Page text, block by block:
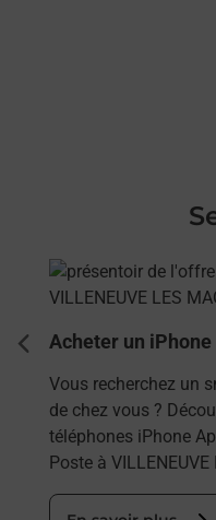
En savoir plus
Acheter un
Vous recherchez un
de chez vous ?
téléphones iPhone
Poste à